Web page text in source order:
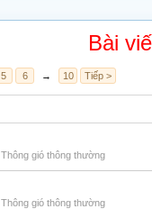
Bài
5 6 → 10 Tiếp >
Thông gió thông thường
Thông gió thông thường